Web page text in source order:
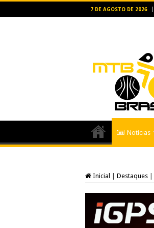
7 DE AGOSTO DE 2026
Notícias
Inicial Destaques